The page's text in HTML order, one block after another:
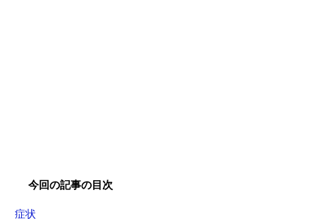
今回の記事の目次
症状